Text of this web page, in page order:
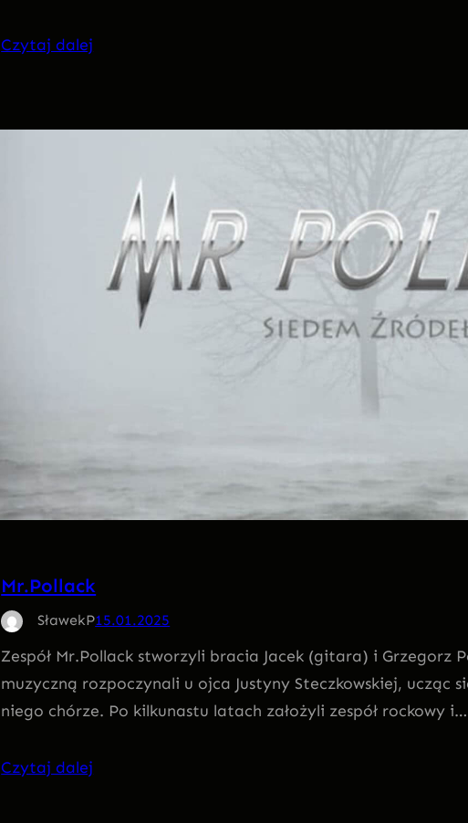
Czytaj dalej
Mr.Pollack
SławekP15.01.2025
Zespół Mr.Pollack stworzyli bracia Jacek (gitara) i Grzegorz
muzyczną rozpoczynali u ojca Justyny Steczkowskiej, ucząc
niego chórze. Po kilkunastu latach założyli zespół rockowy i…
Czytaj dalej